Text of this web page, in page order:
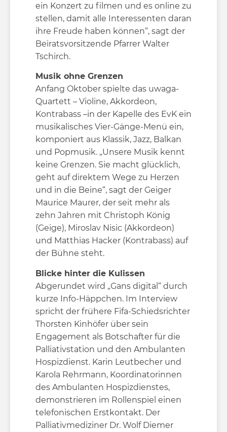
ein Konzert zu filmen und es online zu
stellen, damit alle Interessenten daran
ihre Freude haben können“, sagt der
Beiratsvorsitzende Pfarrer Walter
Tschirch.
Musik ohne Grenzen
Anfang Oktober spielte das uwaga-
Quartett – Violine, Akkordeon,
Kontrabass –in der Kapelle des EvK ein
musikalisches Vier-Gänge-Menü ein,
komponiert aus Klassik, Jazz, Balkan
und Popmusik. „Unsere Musik kennt
keine Grenzen. Sie macht glücklich,
geht auf direktem Wege zu Herzen
und in die Beine“, sagt der Geiger
Maurice Maurer, der seit mehr als
zehn Jahren mit Christoph König
(Geige), Miroslav Nisic (Akkordeon)
und Matthias Hacker (Kontrabass) auf
der Bühne steht.
Blicke hinter die Kulissen
Abgerundet wird „Gans digital“ durch
kurze Info-Häppchen. Im Interview
spricht der frühere Fifa-Schiedsrichter
Thorsten Kinhöfer über sein
Engagement als Botschafter für die
Palliativstation und den Ambulanten
Hospizdienst. Karin Leutbecher und
Karola Rehrmann, Koordinatorinnen
des Ambulanten Hospizdienstes,
demonstrieren im Rollenspiel einen
telefonischen Erstkontakt. Der
Palliativmediziner Dr. Wolf Diemer